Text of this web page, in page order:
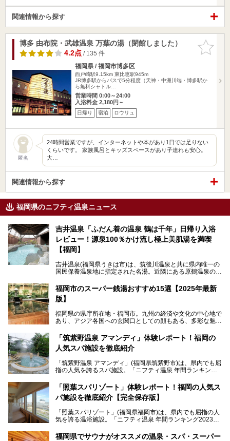
関連情報から探す
お気に入
りに追加
博多 由布院・武雄温泉 万葉の湯（閉館しました）
4.2点/ 135 件
福岡県 / 福岡市博多区
西戸崎駅9.15km 東比恵駅945m
JR博多駅からバスで5分程度（天神・中洲川端・博多駅か
ら無料シャトル…
営業時間 0:00～24:00
入浴料金 2,180円～
日帰り 宿泊 ロウリュ
匿名
24時間営業ですが、インターネットや本があり1日では足りない
くらいです。 家族風呂とキッズスペースがあり子連れも安心。
大…
関連情報から探す
福岡県のニフティ温泉ニュース
吉井温泉「ふだん着の温泉 鶴は千年」日帰り入浴
レビュー！源泉100％かけ流し極上美肌湯を満喫
【福岡】
吉井温泉(福岡県うきは市)は、筑後川温泉と共に県内唯一の
国民保養温泉地に指定された名湯。近隣にある原鶴温泉の観
す。
「ふだん着の温泉 鶴は千年」は、吉井温泉にある日帰り入
住民や温泉ファンに愛され続けています。今回は筆者自ら日
帰り入浴し、自慢の温泉を中心に詳細レビューします！
福岡市のスーパー銭湯おすすめ15選【2025年最新
版】
福岡県の県庁所在地・福岡市。九州の経済や文化の中心地で
あり、アジア各国への玄関口としての顔もある、多彩な魅力
そんな福岡市は、スーパー銭湯も多種多彩。玄界灘を眺めら
れるリゾート気分満点のスーパー銭湯から、繁華街近くのレ
いスーパー銭湯を一挙ご紹介します。
「筑紫野温泉 アマンディ」体験レポート！福岡の
人気スパ施設を徹底紹介
「筑紫野温泉 アマンディ」(福岡県筑紫野市)は、県内でも屈
指の人気を誇るスパ施設。「ニフティ温泉 年間ランキング2
入浴客で賑わっています。
そこで今回は、ニフティ温泉ライターである筆者が現地訪
ーム・併設するレストランを体験し、それらの全貌を徹底紹
介します！
「照葉スパリゾート」体験レポート！福岡の人気ス
パ施設を徹底紹介【完全保存版】
「照葉スパリゾート」(福岡県福岡市)は、県内でも屈指の人
気を誇る温浴施設。「ニフティ温泉 年間ランキング2023」
常連客で賑わっています。
福岡県でサウナがオススメの温泉・スパ・スーパー